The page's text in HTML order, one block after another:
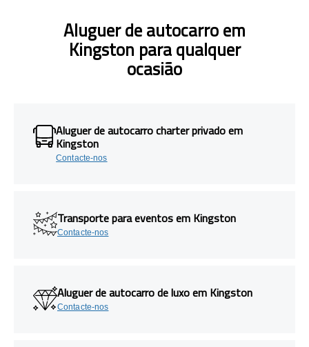
Aluguer de autocarro em
Kingston para qualquer
ocasião
Aluguer de autocarro charter privado em
Kingston
Contacte-nos
Transporte para eventos em Kingston
Contacte-nos
Aluguer de autocarro de luxo em Kingston
Contacte-nos